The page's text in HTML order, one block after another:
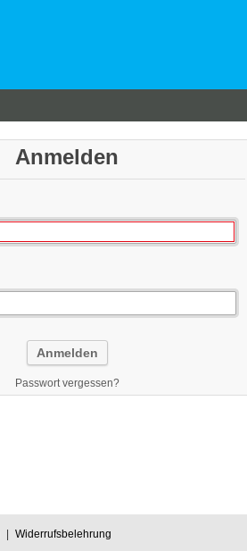
Anmelden
Passwort vergessen?
Widerrufsbelehrung